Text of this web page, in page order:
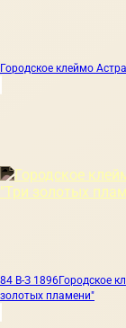
Городское клеймо
84 В-З 1896Городское
золотых пламени"